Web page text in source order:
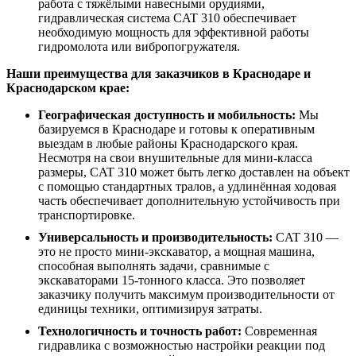
работа с тяжёлыми навесными орудиями,
гидравлическая система CAT 310 обеспечивает
необходимую мощность для эффективной работы
гидромолота или вибропогружателя.
Наши преимущества для заказчиков в Краснодаре и
Краснодарском крае:
Географическая доступность и мобильность: Мы
базируемся в Краснодаре и готовы к оперативным
выездам в любые районы Краснодарского края.
Несмотря на свои внушительные для мини-класса
размеры, CAT 310 может быть легко доставлен на объект
с помощью стандартных тралов, а удлинённая ходовая
часть обеспечивает дополнительную устойчивость при
транспортировке.
Универсальность и производительность: CAT 310 —
это не просто мини-экскаватор, а мощная машина,
способная выполнять задачи, сравнимые с
экскаваторами 15-тонного класса. Это позволяет
заказчику получить максимум производительности от
единицы техники, оптимизируя затраты.
Технологичность и точность работ: Современная
гидравлика с возможностью настройки реакции под